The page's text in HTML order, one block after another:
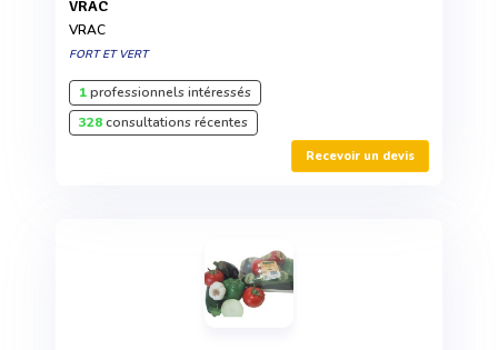
VRAC
VRAC
FORT ET VERT
1professionnels intéressés
328consultations récentes
Recevoir un devis